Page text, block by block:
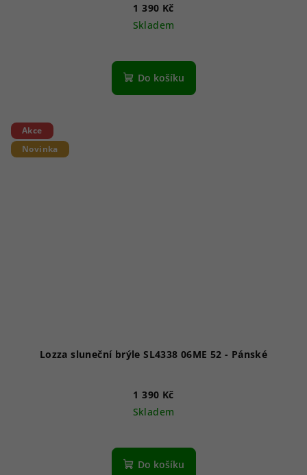
1 390 Kč
Skladem
Do košíku
Akce
Novinka
Lozza sluneční brýle SL4338 06ME 52 - Pánské
1 390 Kč
Skladem
Do košíku